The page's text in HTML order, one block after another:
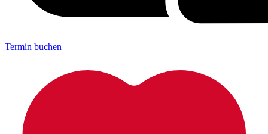
Termin buchen